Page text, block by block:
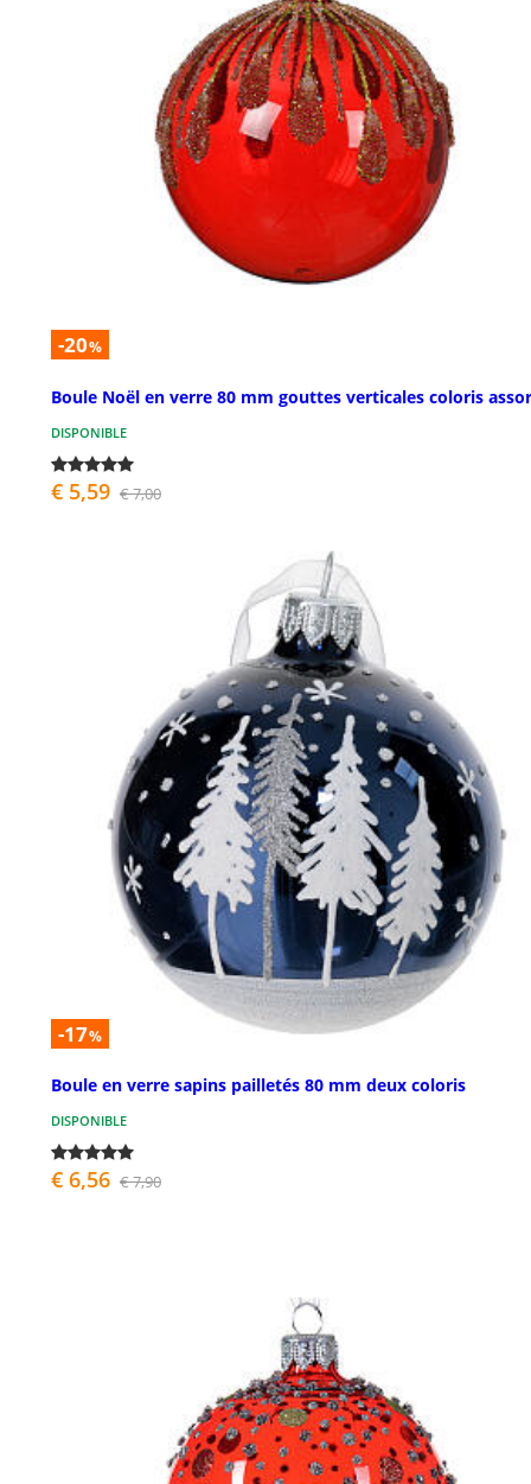
-20%
Boule Noël en verre 80 mm gouttes verticales coloris
DISPONIBLE
€ 5,59 € 7,00
-17%
Boule en verre sapins pailletés 80 mm deux coloris
DISPONIBLE
€ 6,56 € 7,90